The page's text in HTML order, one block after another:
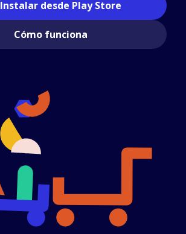
Instalar desde Play Store
Cómo funciona